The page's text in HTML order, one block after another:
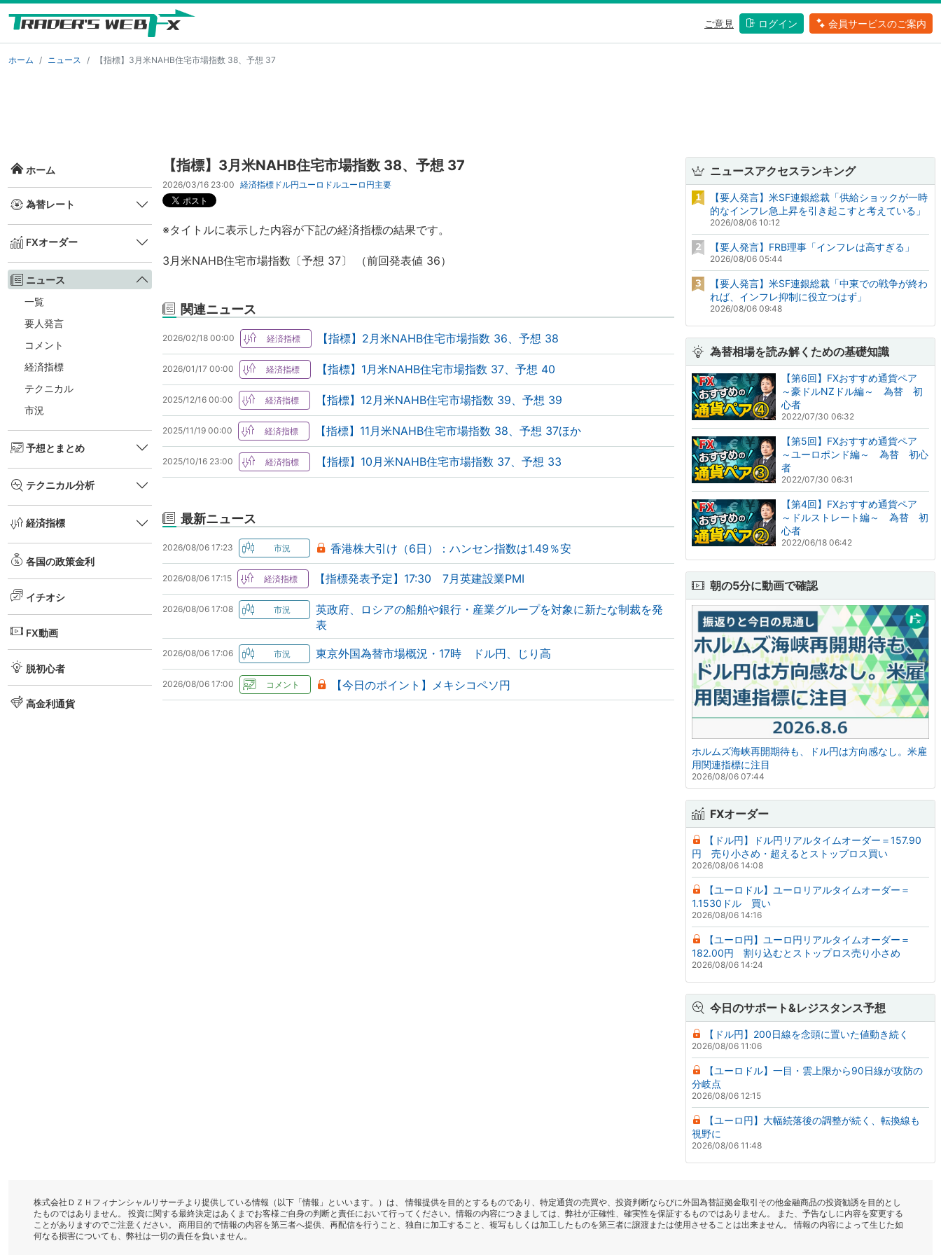
ご意見 ログイン 会員サービスのご案内
ホーム ニュース 【指標】3月米NAHB住宅市場指数 38、予想 37
ホーム
為替レート
FXオーダー
ニュース
一覧
要人発言
コメント
経済指標
テクニカル
市況
予想とまとめ
テクニカル分析
経済指標
各国の政策金利
イチオシ
FX動画
脱初心者
高金利通貨
【指標】3月米NAHB住宅市場指数 38、予想 37
2026/03/16 23:00 経済指標 ドル円ユーロドルユーロ円主要
※タイトルに表示した内容が下記の経済指標の結果です。
3月米NAHB住宅市場指数〔予想 37〕 （前回発表値 36）
関連ニュース
2026/02/18 00:00 【指標】2月米NAHB住宅市場指数 36、予想 38
2026/01/17 00:00 【指標】1月米NAHB住宅市場指数 37、予想 40
2025/12/16 00:00 【指標】12月米NAHB住宅市場指数 39、予想 39
2025/11/19 00:00 【指標】11月米NAHB住宅市場指数 38、予想 37ほか
2025/10/16 23:00 【指標】10月米NAHB住宅市場指数 37、予想 33
最新ニュース
2026/08/06 17:23 香港株大引け（6日）：ハンセン指数は1.49％安
2026/08/06 17:15 【指標発表予定】17:30 7月英建設業PMI
2026/08/06 17:08
英政府、ロシアの船舶や銀行・産業グループを対象に新たな制裁を発
表
2026/08/06 17:06 東京外国為替市場概況・17時 ドル円、じり高
2026/08/06 17:00 【今日のポイント】メキシコペソ円
ニュースアクセスランキング
【要人発言】米SF連銀総裁「供給ショックが一時
的なインフレ急上昇を引き起こすと考えている」
2026/08/06 10:12
【要人発言】FRB理事「インフレは高すぎる」
2026/08/06 05:44
【要人発言】米SF連銀総裁「中東での戦争が終わ
れば、インフレ抑制に役立つはず」
2026/08/06 09:48
為替相場を読み解くための基礎知識
【第6回】FXおすすめ通貨ペア
～豪ドルNZドル編～ 為替 初
心者
2022/07/30 06:32
【第5回】FXおすすめ通貨ペア
～ユーロポンド編～ 為替 初心
者
2022/07/30 06:31
【第4回】FXおすすめ通貨ペア
～ドルストレート編～ 為替 初
心者
2022/06/18 06:42
朝の5分に動画で確認
ホルムズ海峡再開期待も、ドル円は方向感なし。米雇
用関連指標に注目
2026/08/06 07:44
FXオーダー
【ドル円】ドル円リアルタイムオーダー＝157.90
円 売り小さめ・超えるとストップロス買い
2026/08/06 14:08
【ユーロドル】ユーロリアルタイムオーダー＝
1.1530ドル 買い
2026/08/06 14:16
【ユーロ円】ユーロ円リアルタイムオーダー＝
182.00円 割り込むとストップロス売り小さめ
2026/08/06 14:24
今日のサポート&レジスタンス予想
【ドル円】200日線を念頭に置いた値動き続く
2026/08/06 11:06
【ユーロドル】一目・雲上限から90日線が攻防の
分岐点
2026/08/06 12:15
【ユーロ円】大幅続落後の調整が続く、転換線も
視野に
2026/08/06 11:48
株式会社ＤＺＨフィナンシャルリサーチより提供している情報（以下「情報」といいます。）は、 情報提供を目的とするものであり、特定通貨の売買や、投資判断ならびに外国為替証拠金取引その他金融商品の投資勧誘を目的とし
たものではありません。 投資に関する最終決定はあくまでお客様ご自身の判断と責任において行ってください。情報の内容につきましては、弊社が正確性、確実性を保証するものではありません。 また、予告なしに内容を変更する
ことがありますのでご注意ください。 商用目的で情報の内容を第三者へ提供、再配信を行うこと、独自に加工すること、複写もしくは加工したものを第三者に譲渡または使用させることは出来ません。 情報の内容によって生じた如
何なる損害についても、弊社は一切の責任を負いません。